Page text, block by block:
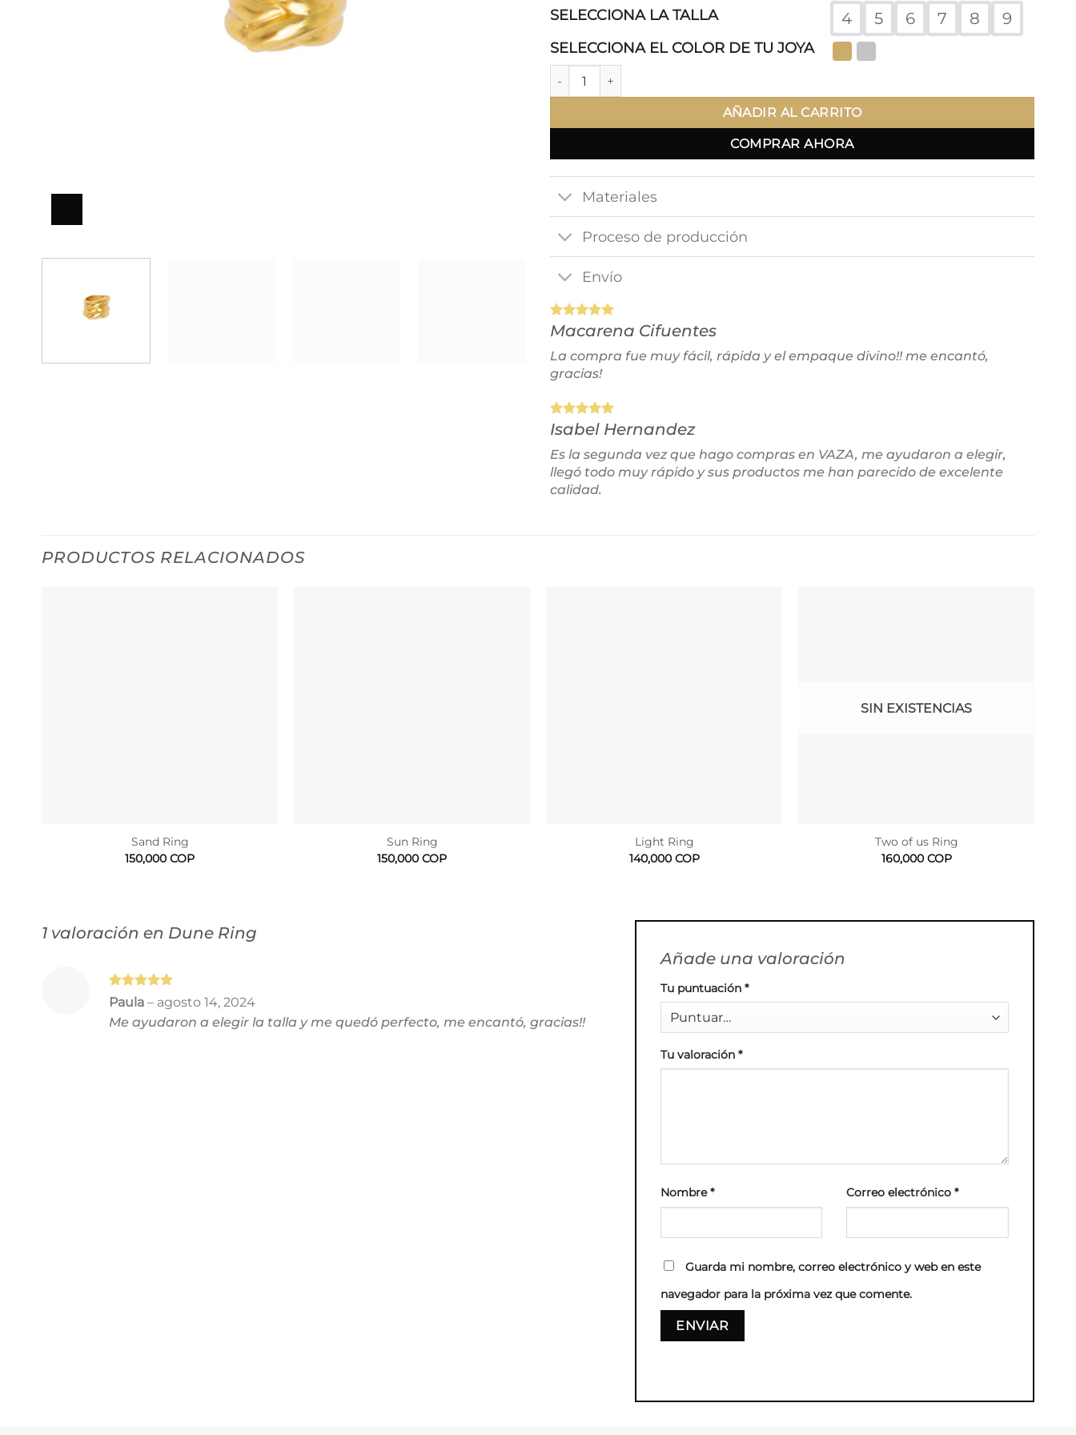
SELECCIONA LA TALLA 4 5 6 7 8 9
SELECCIONA EL COLOR DE TU JOYA
Dune Ring cantidad
AÑADIR AL CARRITO
COMPRAR AHORA
Materiales
Proceso de producción
Envío
Macarena Cifuentes
La compra fue muy fácil, rápida y el empaque divino!! me encantó,
gracias!
Isabel Hernandez
Es la segunda vez que hago compras en VAZA, me ayudaron a elegir,
llegó todo muy rápido y sus productos me han parecido de excelente
calidad.
PRODUCTOS RELACIONADOS
Sand Ring
150,000COP
Sun Ring
150,000COP
Light Ring
140,000COP
SIN EXISTENCIAS
Two of us Ring
160,000COP
1 valoración en Dune Ring
Valorado
con5de 5
Paula – agosto 14, 2024
Me ayudaron a elegir la talla y me quedó perfecto, me encantó, gracias!!
Añade una valoración
Tu puntuación *
Tu valoración *
Nombre* Correo electrónico*
Guarda mi nombre, correo electrónico y web en este
navegador para la próxima vez que comente.